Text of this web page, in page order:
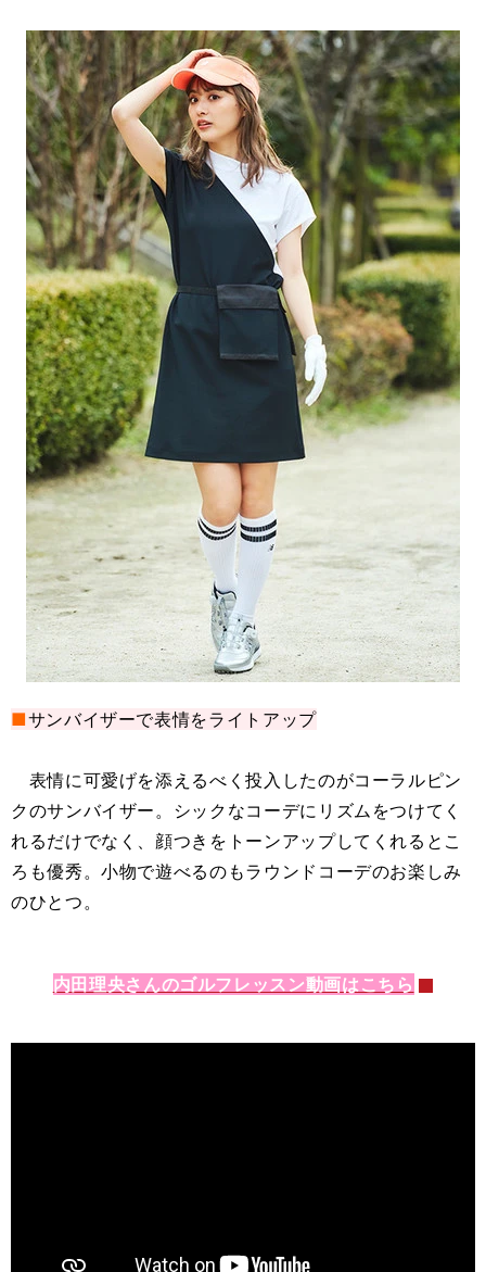
■サンバイザーで表情をライトアップ
表情に可愛げを添えるべく投入したのがコーラルピン
クのサンバイザー。シックなコーデにリズムをつけてく
れるだけでなく、顔つきをトーンアップしてくれるとこ
ろも優秀。小物で遊べるのもラウンドコーデのお楽しみ
のひとつ。
内田理央さんのゴルフレッスン動画はこちら